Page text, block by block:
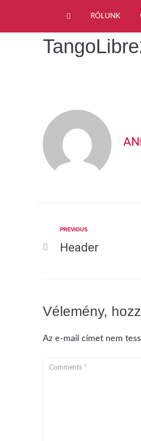
RÓLUNK
PREVIOUS
Header
Vélemény,
Az e-mail címet nem